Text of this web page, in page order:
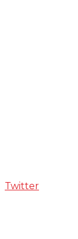
Twitter